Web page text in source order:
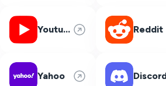
Youtube Reddit
Yahoo